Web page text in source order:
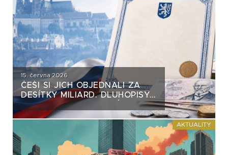
15. června 2026
ČEŠI SI JICH OBJEDNALI ZA
DESÍTKY MILIARD. DLUHOPISY
REPUBLIKY NASTAVUJÍ
FIREMNÍM EMISÍM NEPŘÍJEMNÉ
AKTUALITY